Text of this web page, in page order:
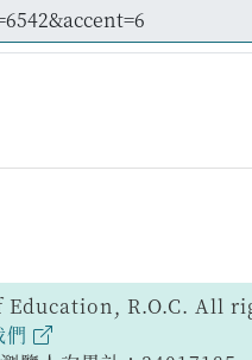
Education, R.O.C. All
們